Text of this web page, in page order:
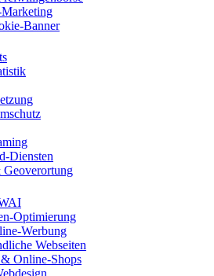
Banner
Diensten
Optimierung
Werbung
Webseiten
Online-Shops